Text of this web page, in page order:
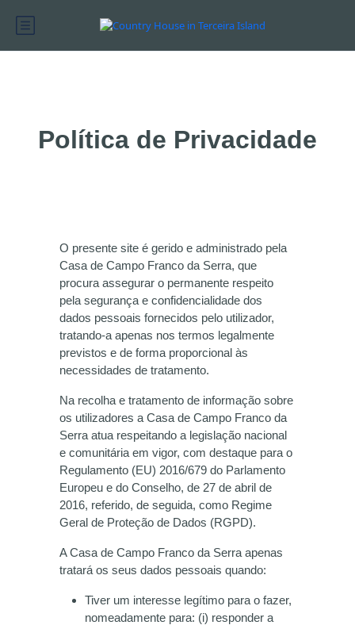
Política de Privacidade
O presente site é gerido e administrado pela
Casa de Campo Franco da Serra, que
procura assegurar o permanente respeito
pela segurança e confidencialidade dos
dados pessoais fornecidos pelo utilizador,
tratando-a apenas nos termos legalmente
previstos e de forma proporcional às
necessidades de tratamento.
Na recolha e tratamento de informação sobre
os utilizadores a Casa de Campo Franco da
Serra atua respeitando a legislação nacional
e comunitária em vigor, com destaque para o
Regulamento (EU) 2016/679 do Parlamento
Europeu e do Conselho, de 27 de abril de
2016, referido, de seguida, como Regime
Geral de Proteção de Dados (RGPD).
A Casa de Campo Franco da Serra apenas
tratará os seus dados pessoais quando:
Tiver um interesse legítimo para o fazer,
nomeadamente para: (i) responder a